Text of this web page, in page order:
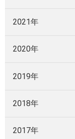
2021年
2020年
2019年
2018年
2017年